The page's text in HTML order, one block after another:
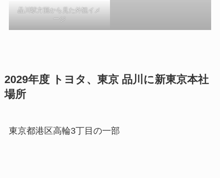
品川駅方面から見た外観イメ
ージ
2029年度 トヨタ、東京 品川に新東京本社
場所
東京都港区高輪3丁目の一部